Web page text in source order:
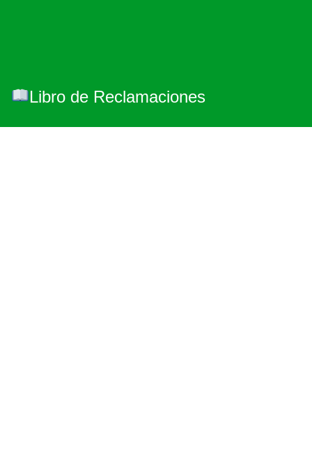
Libro de Reclamaciones